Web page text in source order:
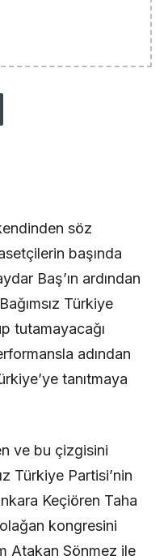
söz
başında
Baş’ın ardından
Türkiye
tutamayacağı
adından
tanıtmaya
ve bu çizgisini
Türkiye Partisi’nin
Keçiören Taha
kongresini
Atakan Sönmez ile